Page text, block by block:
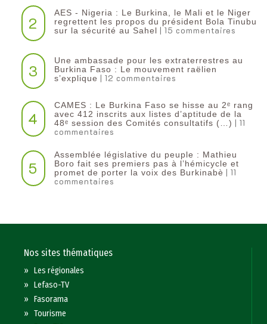
2
AES - Nigeria : Le Burkina, le Mali et le Niger
regrettent les propos du président Bola Tinubu
sur la sécurité au Sahel | 15 commentaires
3
Une ambassade pour les extraterrestres au
Burkina Faso : Le mouvement raëlien
s’explique | 12 commentaires
4
CAMES : Le Burkina Faso se hisse au 2ᵉ rang
avec 412 inscrits aux listes d’aptitude de la
48ᵉ session des Comités consultatifs (…) | 11
commentaires
5
Assemblée législative du peuple : Mathieu
Boro fait ses premiers pas à l’hémicycle et
promet de porter la voix des Burkinabè | 11
commentaires
Nos sites thématiques
»Les régionales
»Lefaso-TV
»Fasorama
»Tourisme